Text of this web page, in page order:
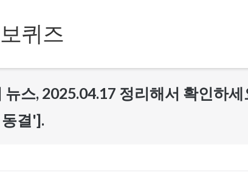
퀴즈
스, 2025.04.17 정리해서 확인하
결'].